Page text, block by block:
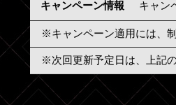
キャンペーン情報 キャン
※キャンペーン適用には、
※次回更新予定日は、上記